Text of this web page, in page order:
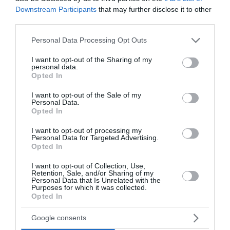
Downstream Participants that may further disclose it to other
Please note that this website/app uses one or more Google
not limited to your visit or usage behaviour. You may click to
grant or deny consent to Google and its third-party tags to
use your data for below specified purposes in below Google
consent section.
Personal Data Processing Opt Outs
I want to opt-out of the Sharing of my
personal data.
Opted In
I want to opt-out of the Sale of my
Personal Data.
Opted In
I want to opt-out of processing my
Personal Data for Targeted Advertising.
Opted In
I want to opt-out of Collection, Use,
Retention, Sale, and/or Sharing of my
Personal Data that Is Unrelated with the
Purposes for which it was collected.
Opted In
Google consents
Ταϊλάνδη: Μαθητής άνοιξε πυρ
σε σχολείο – Νεκρός
εκπαιδευτικός και τέσσερις
τραυματίες
Σοκ έχει προκαλέσει στην Ταϊλάνδη η ένοπλη
επίθεση σε σχολείο στην επαρχία Νονταμπούρι,